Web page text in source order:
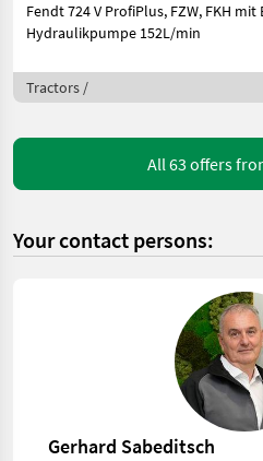
Fendt 724 V ProfiPlus, FZW, FKH mit Entlastung, 50km/h,
Hydraulikpumpe 152L/min
Tractors /
All 63 offers
Your contact persons:
Gerhard Sabeditsch